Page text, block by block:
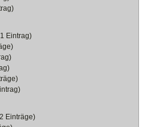
Eintrag)
Einträge)